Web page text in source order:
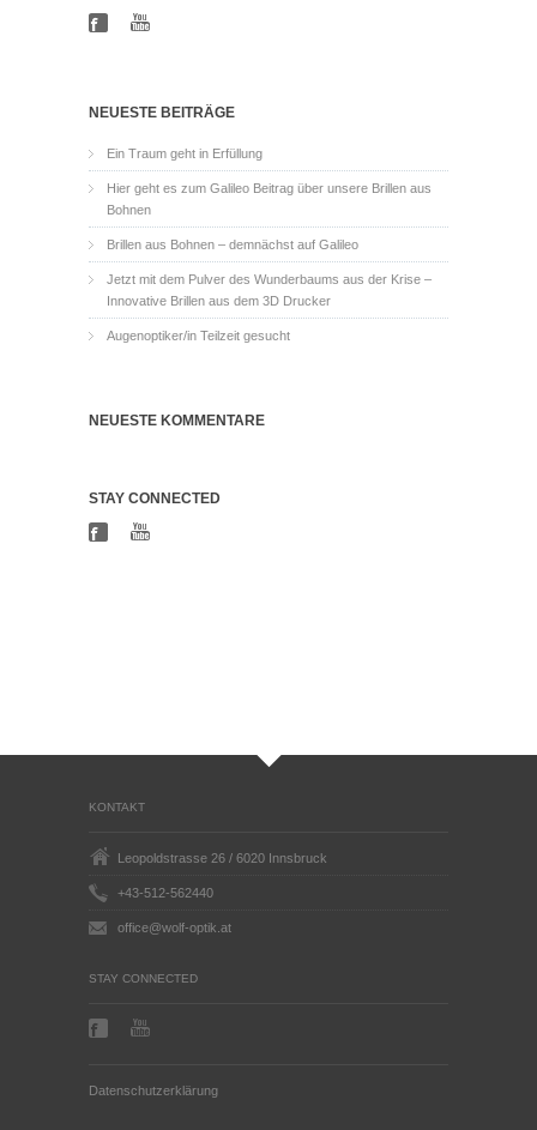
NEUESTE BEITRÄGE
Ein Traum geht in Erfüllung
Hier geht es zum Galileo Beitrag über unsere Brillen aus
Bohnen
Brillen aus Bohnen – demnächst auf Galileo
Jetzt mit dem Pulver des Wunderbaums aus der Krise –
Innovative Brillen aus dem 3D Drucker
Augenoptiker/in Teilzeit gesucht
NEUESTE KOMMENTARE
STAY CONNECTED
KONTAKT
Leopoldstrasse 26 / 6020 Innsbruck
+43-512-562440
office@wolf-optik.at
STAY CONNECTED
Datenschutzerklärung